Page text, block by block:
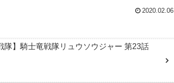
2020.02.06
隊】騎士竜戦隊リュウソウジャー 第23話